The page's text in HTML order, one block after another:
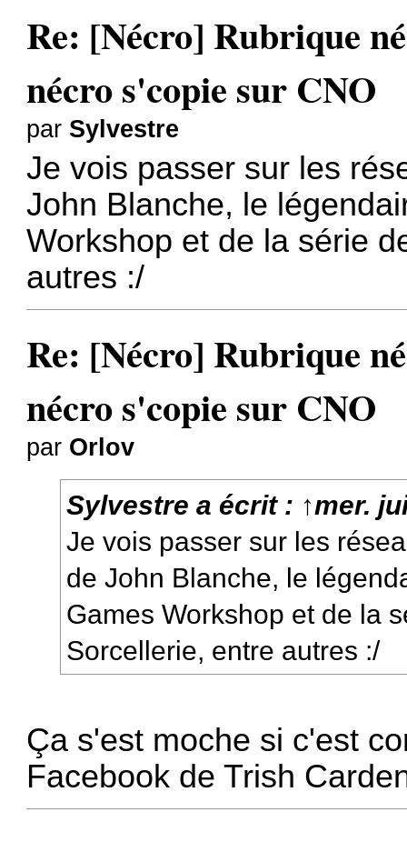
Re: [Nécro] Rubrique
nécro s'copie sur CNO
par Sylvestre
Je vois passer sur les
John Blanche, le
Workshop et de la série
autres :/
Re: [Nécro] Rubrique
nécro s'copie sur CNO
par Orlov
Sylvestre a écrit : ↑mer.
Je vois passer sur les
de John Blanche, le
Games Workshop et de la
Sorcellerie, entre autres :/
Ça s'est moche si c'est
Facebook de Trish